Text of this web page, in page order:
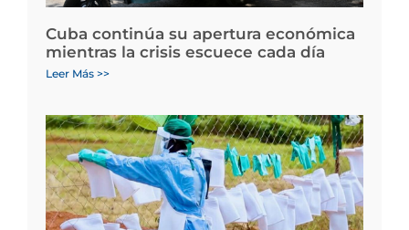
Cuba continúa su apertura económica
mientras la crisis escuece cada día
Leer Más >>